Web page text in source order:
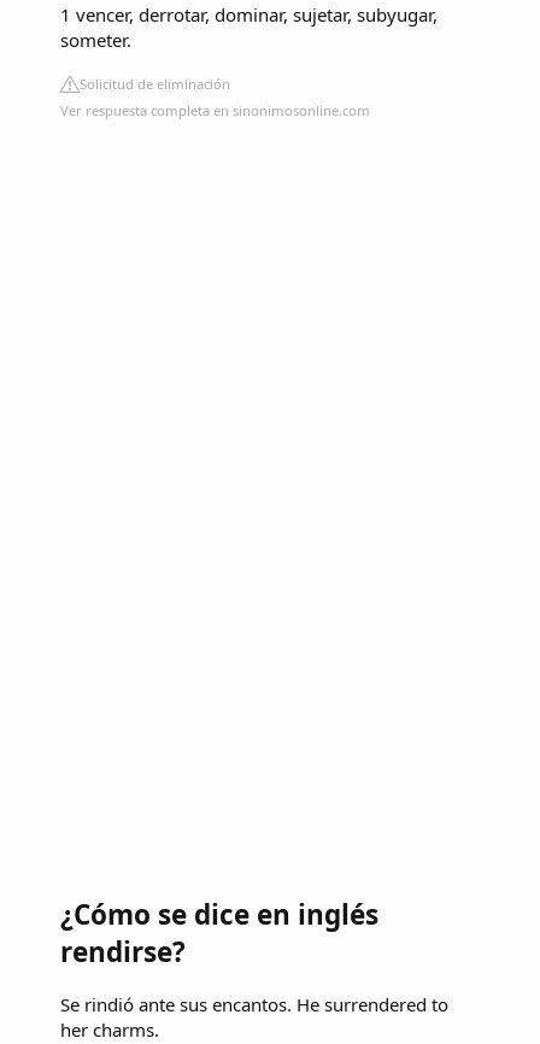
1 vencer, derrotar, dominar, sujetar, subyugar,
someter.
Solicitud de eliminación
Ver respuesta completa en sinonimosonline.com
¿Cómo se dice en inglés
rendirse?
Se rindió ante sus encantos. He surrendered to
her charms.